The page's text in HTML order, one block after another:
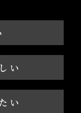
い
い